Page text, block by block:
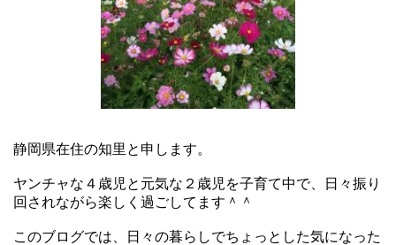
静岡県在住の知里と申します。
ヤンチャな４歳児と元気な２歳児を子育て中で、日々振り
回されながら楽しく過ごしてます＾＾
このブログでは、日々の暮らしでちょっとした気になった